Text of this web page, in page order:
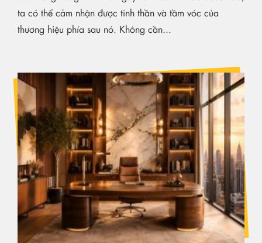
ta có thể cảm nhận được tinh thần và tầm vóc của
thương hiệu phía sau nó. Không cần...